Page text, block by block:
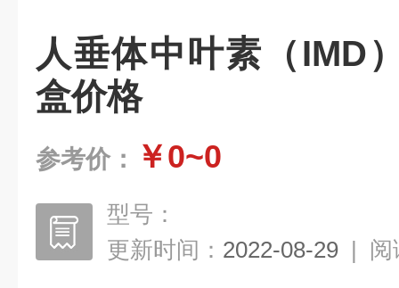
人垂体中叶素（IMD
盒价格
参考价： ￥0~0
型号：
更新时间： 2022-08-29 | 阅